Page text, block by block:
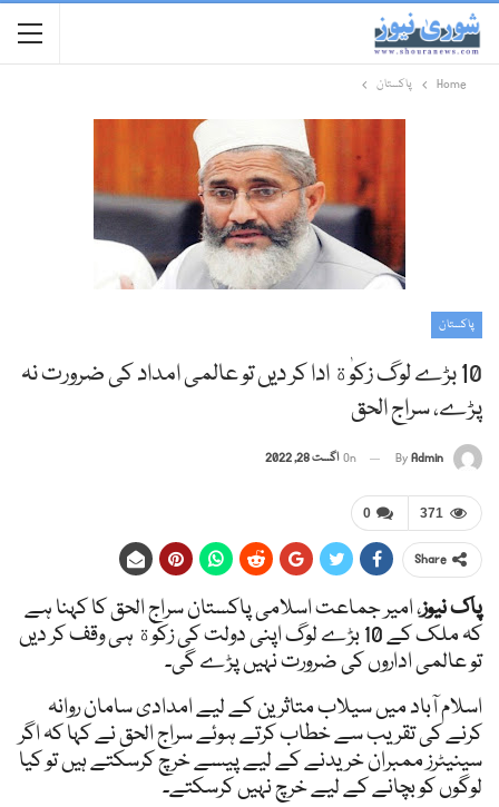
Home پاکستان
پاکستان
10 بڑے لوگ زکوٰة ادا کر دیں تو عالمی امداد کی ضرورت نہ
پڑے، سراج الحق
ByAdmin
On اگست 28, 2022
0 371
Share
پاک نیوز، امیر جماعت اسلامی پاکستان سراج الحق کا کہنا ہے
کہ ملک کے 10 بڑے لوگ اپنی دولت کی زکوٰة ہی وقف کر دیں
تو عالمی اداروں کی ضرورت نہیں پڑے گی۔
اسلام آباد میں سیلاب متاثرین کے لیے امدادی سامان روانہ
کرنے کی تقریب سے خطاب کرتے ہوئے سراج الحق نے کہا کہ اگر
سینیٹرز ممبران خریدنے کے لیے پیسے خرچ کرسکتے ہیں تو کیا
لوگوں کو بچانے کے لیے خرچ نہیں کرسکتے۔